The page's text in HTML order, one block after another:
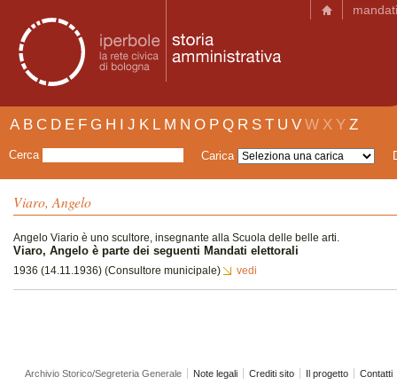
mandati
A B C D E F G H I J K L M N O P Q R S T U V W X Y Z
Cerca Carica
Viaro, Angelo
Angelo Viario è uno scultore, insegnante alla Scuola delle belle arti.
Viaro, Angelo è parte dei seguenti Mandati elettorali
1936 (14.11.1936) (Consultore municipale) vedi
Archivio Storico/Segreteria Generale Note legali Crediti sito Il progetto Contatti